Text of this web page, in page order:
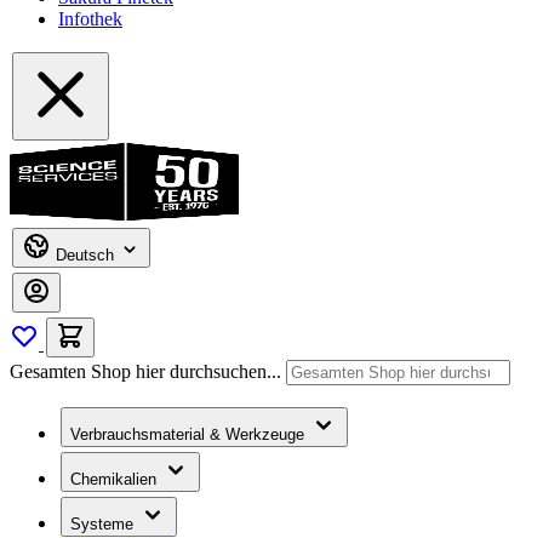
Infothek
Deutsch
Gesamten Shop hier durchsuchen...
Verbrauchsmaterial & Werkzeuge
Chemikalien
Systeme